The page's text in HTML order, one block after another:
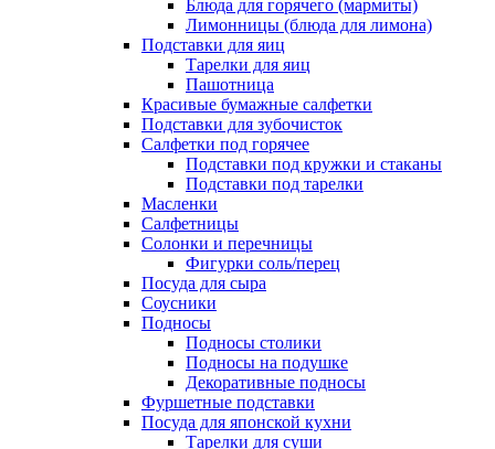
Блюда для горячего (мармиты)
Лимонницы (блюда для лимона)
Подставки для яиц
Тарелки для яиц
Пашотница
Красивые бумажные салфетки
Подставки для зубочисток
Салфетки под горячее
Подставки под кружки и стаканы
Подставки под тарелки
Масленки
Салфетницы
Солонки и перечницы
Фигурки соль/перец
Посуда для сыра
Соусники
Подносы
Подносы столики
Подносы на подушке
Декоративные подносы
Фуршетные подставки
Посуда для японской кухни
Тарелки для суши